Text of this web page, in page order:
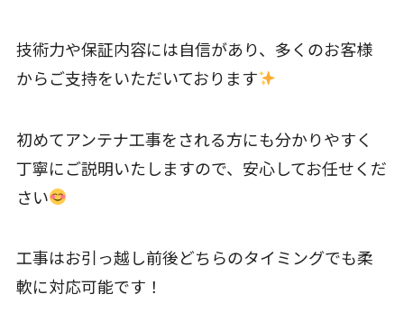
技術力や保証内容には自信があり、多くのお客様
からご支持をいただいております
初めてアンテナ工事をされる方にも分かりやすく
丁寧にご説明いたしますので、安心してお任せくだ
さい
工事はお引っ越し前後どちらのタイミングでも柔
軟に対応可能です！